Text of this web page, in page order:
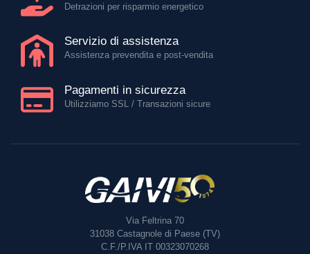
Detrazioni per risparmio energetico
Servizio di assistenza
Assistenza prevendita e post-vendita
Pagamenti in sicurezza
Utilizziamo SSL / Transazioni sicure
Via Feltrina 70
31038 Castagnole di Paese (TV)
C.F./P.IVA IT 00323070268